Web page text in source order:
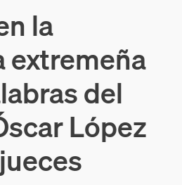
la
del
López